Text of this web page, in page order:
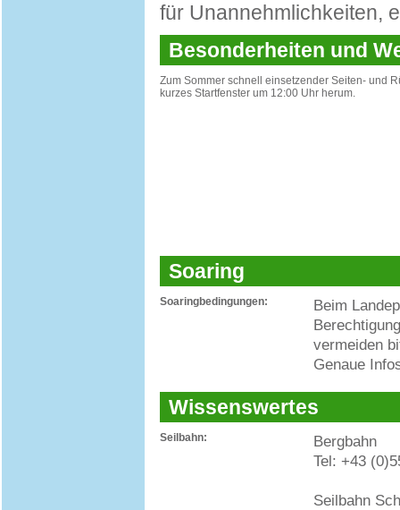
für Unannehmlichkeiten,
Besonderheiten und
Zum Sommer schnell einsetzender Seiten- und
kurzes Startfenster um 12:00 Uhr herum.
Soaring
Soaringbedingungen:
Beim
vermeiden
Genaue
Wissenswertes
Seilbahn:
Bergbahn
Tel: +43
Seilbahn